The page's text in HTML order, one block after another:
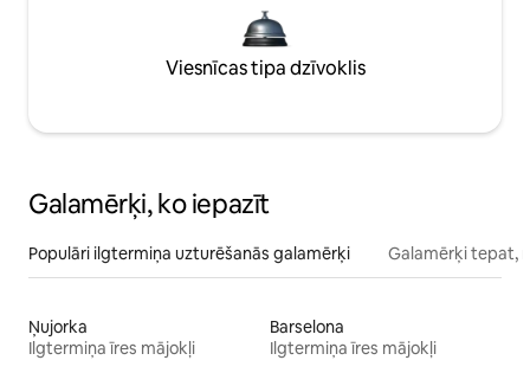
Viesnīcas tipa dzīvoklis
Galamērķi, ko iepazīt
Populāri ilgtermiņa uzturēšanās galamērķi Galamērķi tepat,
Ņujorka
Ilgtermiņa īres mājokļi
Barselona
Ilgtermiņa īres mājokļi